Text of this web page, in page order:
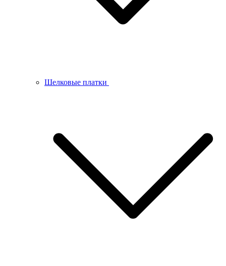
Шелковые платки